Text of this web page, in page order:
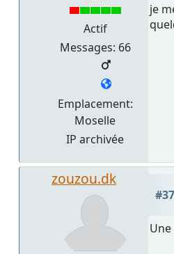
Actif
Messages: 66
Emplacement:
Moselle
IP archivée
je
zouzou.dk